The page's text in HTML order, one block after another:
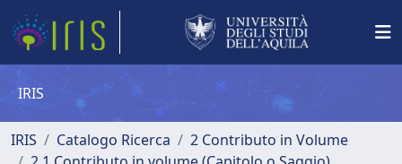
IRIS
IRIS Catalogo Ricerca
2 Contributo in Volume